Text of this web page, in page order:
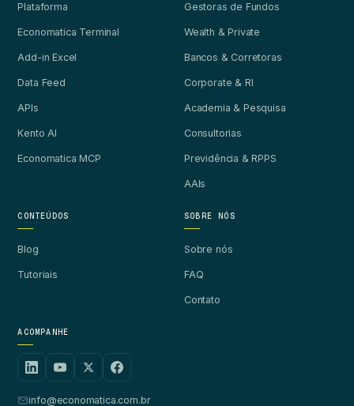
Plataforma
Economatica Terminal
Add-in Excel
Data Feed
APIs
Kento AI
Economatica MCP
Gestoras de Fundos
Wealth & Private
Bancos & Corretoras
Corporate & RI
Academia & Pesquisa
Consultorias
Previdência & RPPS
AAIs
CONTEÚDOS
Blog
Tutoriais
SOBRE NÓS
Sobre nós
FAQ
Contato
ACOMPANHE
info@economatica.com.br